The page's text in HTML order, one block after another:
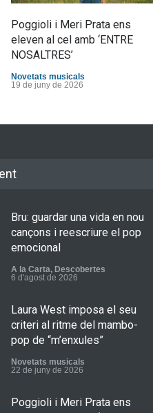
Poggioli i Meri Prata ens
eleven al cel amb ‘ENTRE
NOSALTRES’
Novetats musicals
19 de juny de 2026
Bru: guardar una vida en nou
cançons i reescriure el pop
emocional
A la Carta, Descobertes
6 d'agost de 2026
Laura West imposa el seu
criteri al ritme del mambo-
pop de “m’enxules”
Novetats musicals
22 de juny de 2026
Poggioli i Meri Prata ens